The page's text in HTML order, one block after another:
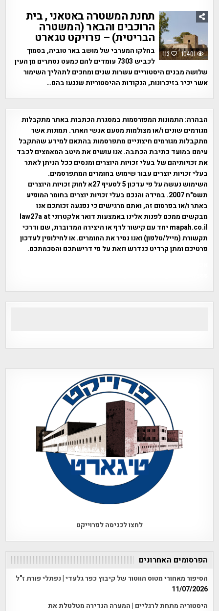
113 10401
תחנת המשטרה באטאני , בית
הרוכבים והבאר (המשטרה
הבריטית) – פרויקט טגארט
בחלקו המערבי של מושב באר טוביה, בסמוך
לכביש 7303 עומדים להם כמעט נסתרים מן העין
שלושה מבנים היסטוריים עשרות שנים ומחכים לתהליך השימור
אשר יכיר בזיכרונות, הנקודות ההיסטוריות שנגעו בהם…
הבהרה: התמונות המפורסמות במסגרת הכתבות באתר מתקבלות
מגורמים שונים ו/או מצולמות מטעם אנשי האתר. תמונות אשר
מתקבלות מגורמים חיצוניים מתפרסמות בהתאם למידע שהתקבל
עימם במועד כתיבת הכתבה. אנו עושים את מיטב המאמצים לכבד
את זכויותיהם של בעלי זכויות היוצרים ומנסים ככל הניתן לאתר
בעלי זכויות יוצרים עבור שימוש בחומרים המתפרסמים.
השימוש נעשה על פי עדכון 5 לסעיף 27א לחוק זכויות היוצרים
תשס"ח 2007. במידה והנכם בעלי זכויות יוצרים בחומר המופיע
באתר ו/או בפרסום זה, ואתם מרגישים כי נפגעה זכותכם אנו
מבקשים ממכם לפנות אלינו באמצעות דואר אלקטרוני law27a at
mapah.co.il יחד עם קישור לדף או היצירה המדוברת, שם ודרכי
תקשורת (מייל/טלפון) ואנו נסיר את החומרים. או לחילופין לעדכון
פרטיכם ומתן קרדיט כנדרש וזאת על פי דרישתכם והסכמתכם.
לחצו לכניסה לפרוייקט
הפרסומים האחרונים
הסיפור מאחורי מטוס הווטור של קיבוץ כפר גלעדי | נפתלי פורת ז"ל
11/07/2026
היסטוריה מתחת לרגליים | המערה הנדירה מטלטלת את